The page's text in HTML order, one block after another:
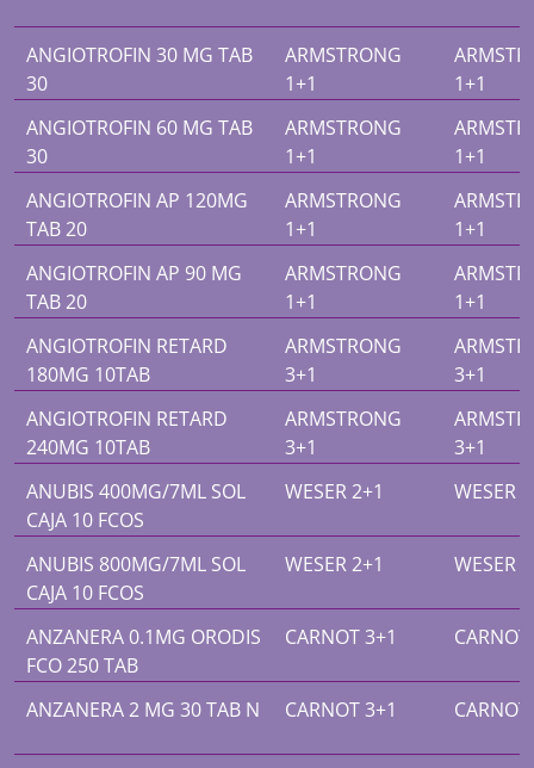
ANGIOTROFIN 30 MG TAB
30
ARMSTRONG
1+1
1+1
ANGIOTROFIN 60 MG TAB
30
ARMSTRONG
1+1
1+1
ANGIOTROFIN AP 120MG
TAB 20
ARMSTRONG
1+1
1+1
ANGIOTROFIN AP 90 MG
TAB 20
ARMSTRONG
1+1
1+1
ANGIOTROFIN RETARD
180MG 10TAB
ARMSTRONG
3+1
3+1
ANGIOTROFIN RETARD
240MG 10TAB
ARMSTRONG
3+1
3+1
ANUBIS 400MG/7ML SOL
CAJA 10 FCOS
WESER 2+1 WESER
ANUBIS 800MG/7ML SOL
CAJA 10 FCOS
WESER 2+1 WESER
ANZANERA 0.1MG ORODIS
FCO 250 TAB
CARNOT 3+1
ANZANERA 2 MG 30 TAB N CARNOT 3+1